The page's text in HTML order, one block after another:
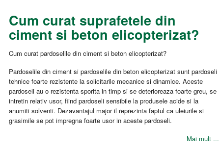
Cum curat suprafetele din
ciment si beton elicopterizat?
Cum curat pardoselile din ciment si beton elicopterizat?
Pardoselile din ciment si pardoselile din beton elicopterizat sunt pardoseli
tehnice foarte rezistente la solicitarile mecanice si dinamice. Aceste
pardoseli au o rezistenta sporita in timp si se deterioreaza foarte greu, se
intretin relativ usor, fiind pardoseli sensibile la produsele acide si la
anumiti solventi. Dezavantajul major il reprezinta faptul ca uleiurile si
grasimile se pot impregna foarte usor in aceste pardoseli.
Mai mult ...